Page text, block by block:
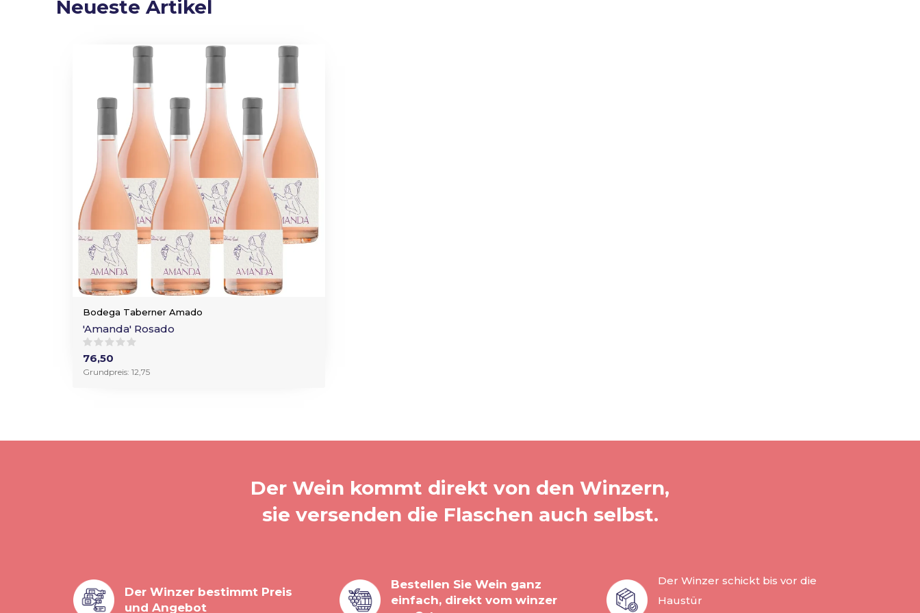
Neueste Artikel
Bodega Taberner Amado
'Amanda' Rosado
76,50
Grundpreis: 12,75
Der Wein kommt direkt von den Winzern,
sie versenden die Flaschen auch selbst.
Der Winzer bestimmt Preis
und Angebot
Bestellen Sie Wein ganz
einfach, direkt vom winzer
Der Winzer schickt bis vor die
Haustür